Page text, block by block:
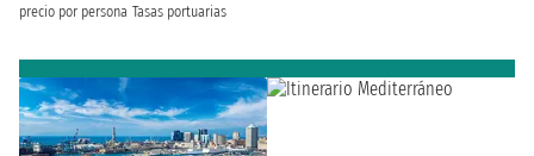
precio por persona Tasas portuarias